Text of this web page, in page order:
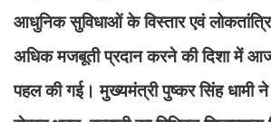
आधुनिक सुविधाओं के विस्तार एवं
अधिक मजबूती प्रदान करने की दिशा में
पहल की गई। मुख्यमंत्री पुष्कर सिंह धामी